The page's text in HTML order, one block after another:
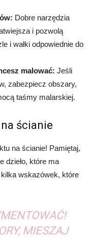
Dobre narzędzia
i pozwolą
i wałki odpowiednie do
malować: Jeśli
zabezpiecz obszary,
taśmy malarskiej.
ścianie
na ścianie! Pamiętaj,
dzieło, które ma
wskazówek, które
MIESZAJ